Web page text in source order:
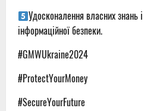
Удосконалення власних знань
інформаційної безпеки.
#GMWUkraine2024
#ProtectYourMoney
#SecureYourFuture